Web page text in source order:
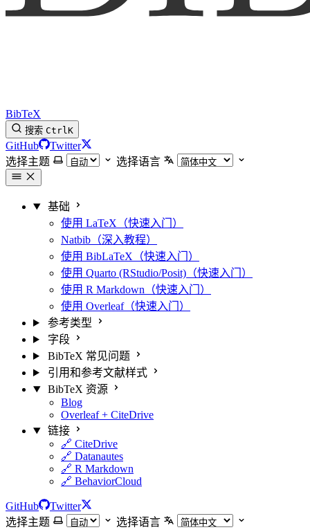
BibTeX
搜索 CtrlK
GitHub
Twitter
选择主题
选择语言
基础
使用 LaTeX（快速入门）
Natbib（深入教程）
使用 BibLaTeX（快速入门）
使用 Quarto (RStudio/Posit)（快速入门）
使用 R Markdown（快速入门）
使用 Overleaf（快速入门）
参考类型
字段
BibTeX 常见问题
引用和参考文献样式
BibTeX 资源
Blog
Overleaf + CiteDrive
链接
🔗 CiteDrive
🔗 Datanautes
🔗 R Markdown
🔗 BehaviorCloud
GitHub
Twitter
选择主题
选择语言